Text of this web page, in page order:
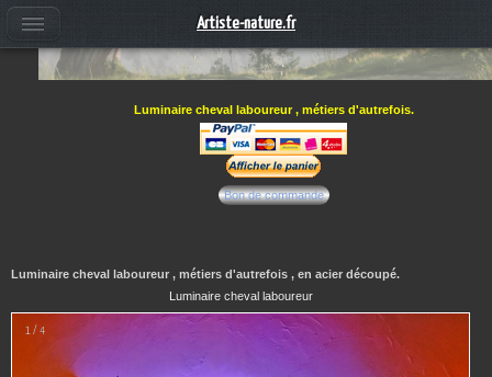
Luminaire cheval laboureur , métiers d'autrefois.
Bon de commande
Luminaire cheval laboureur , métiers d'autrefois , en acier découpé.
Luminaire cheval laboureur
1 / 4
Artiste-nature.fr